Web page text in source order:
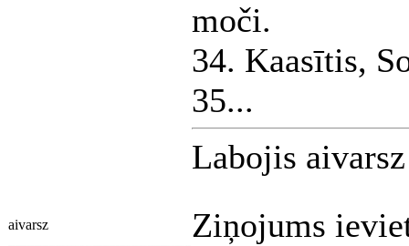
moči.
34. Kaasītis,
35...
Labojis
aivarsz Ziņojums